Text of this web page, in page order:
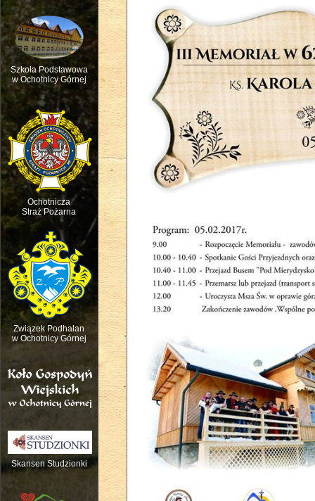
Szkoła Podstawowa
w Ochotnicy Górnej
Ochotnicza
Straż Pożarna
Związek Podhalan
w Ochotnicy Górnej
Skansen Studzionki
Msza św. w intencji ruchu
Święto dziecięcej Radości - Dzień
Nauka gry na tradycyjnych